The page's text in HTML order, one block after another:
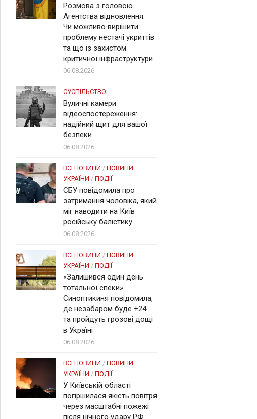
Розмова з головою
Агентства відновлення.
Чи можливо вирішити
проблему нестачі укриттів
та що із захистом
критичної інфраструктури
06.08.2026
СУСПІЛЬСТВО
Вуличні камери
відеоспостереження:
надійний щит для вашої
безпеки
06.08.2026
ВСІ НОВИНИ / НОВИНИ
УКРАЇНИ / ПОДІЇ
СБУ повідомила про
затримання чоловіка, який
міг наводити на Київ
російську балістику
06.08.2026
ВСІ НОВИНИ / НОВИНИ
УКРАЇНИ / ПОДІЇ
«Залишився один день
тотальної спеки».
Синоптикиня повідомила,
де незабаром буде +24
та пройдуть грозові дощі
в Україні
06.08.2026
ВСІ НОВИНИ / НОВИНИ
УКРАЇНИ / ПОДІЇ
У Київській області
погіршилася якість повітря
через масштабні пожежі
після нічного удару РФ